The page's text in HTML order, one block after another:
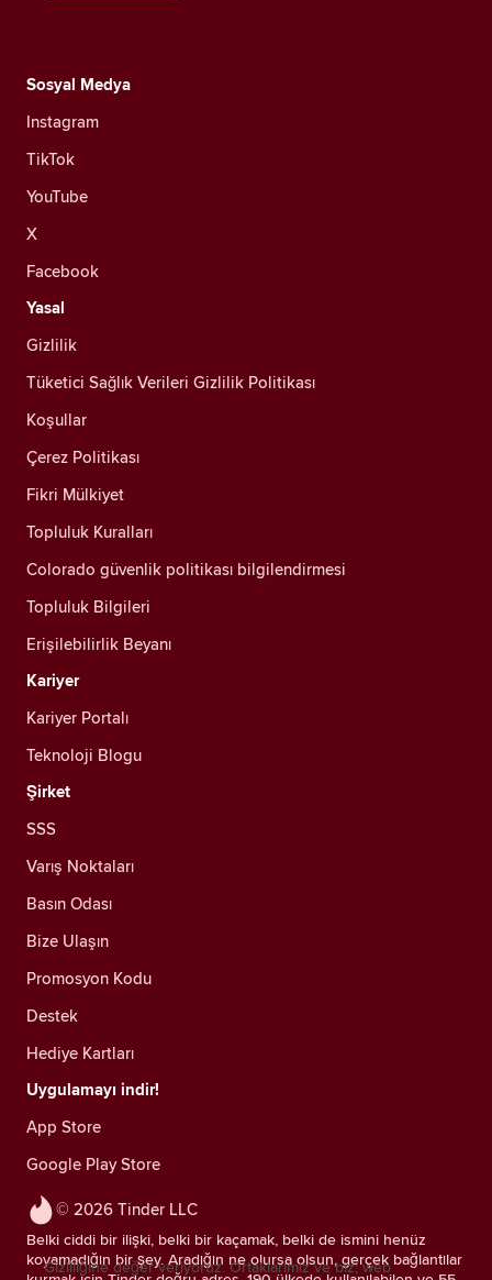
© 2026 Tinder LLC
Belki ciddi bir ilişki, belki bir kaçamak, belki de ismini henüz
koyamadığın bir şey. Aradığın ne olursa olsun, gerçek bağlantılar
Sosyal Medya
Instagram
TikTok
YouTube
X
Facebook
Yasal
Gizlilik
Tüketici Sağlık Verileri Gizlilik Politikası
Koşullar
Çerez Politikası
Fikri Mülkiyet
Topluluk Kuralları
Colorado güvenlik politikası bilgilendirmesi
Topluluk Bilgileri
Erişilebilirlik Beyanı
Kariyer
Kariyer Portalı
Teknoloji Blogu
Şirket
SSS
Varış Noktaları
Basın Odası
Bize Ulaşın
Promosyon Kodu
Destek
Hediye Kartları
Uygulamayı indir!
App Store
Google Play Store
Gizliliğine değer veriyoruz. Ortaklarımız ve biz; web